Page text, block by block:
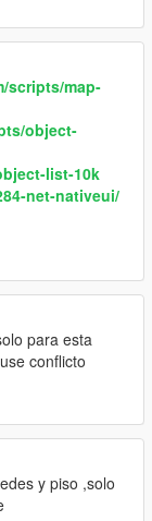
scripts/map-
object-
list-10k
net-nativeui/
para esta
conflicto
y piso ,solo